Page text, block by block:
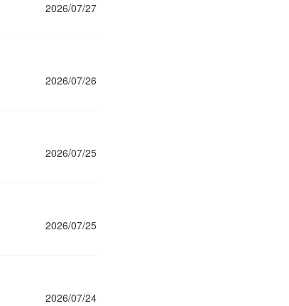
2026/07/27
2026/07/26
2026/07/25
2026/07/25
2026/07/24